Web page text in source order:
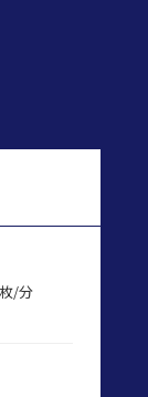
/分